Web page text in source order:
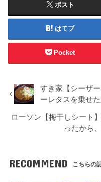
ポスト
はてブ
Pocket
すき家【シーザ
ーレタスを乗せ
ローソン【梅干しシート
ったから
RECOMMEND こちらの